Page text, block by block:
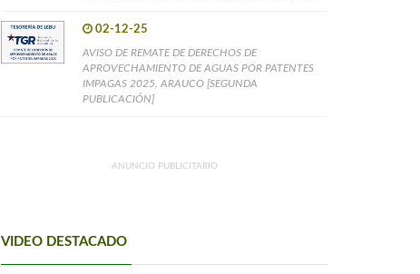
02-12-25
AVISO DE REMATE DE DERECHOS DE
APROVECHAMIENTO DE AGUAS POR PATENTES
IMPAGAS 2025, ARAUCO [SEGUNDA
PUBLICACIÓN]
ANUNCIO PUBLICITARIO
VIDEO DESTACADO